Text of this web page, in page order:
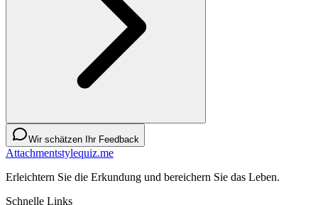
Wir schätzen Ihr Feedback
Attachmentstylequiz.me
Erleichtern Sie die Erkundung und bereichern Sie das Leben.
Schnelle Links